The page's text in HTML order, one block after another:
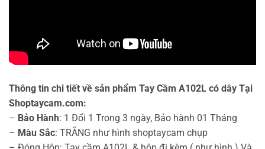
Thông tin chi tiết về sản phẩm Tay Cầm A102L có dây Tại
Shoptaycam.com:
– Bảo Hành: 1 Đổi 1 Trong 3 ngày, Bảo hành 01 Tháng
– Màu Sắc: TRẮNG như hình shoptaycam chụp